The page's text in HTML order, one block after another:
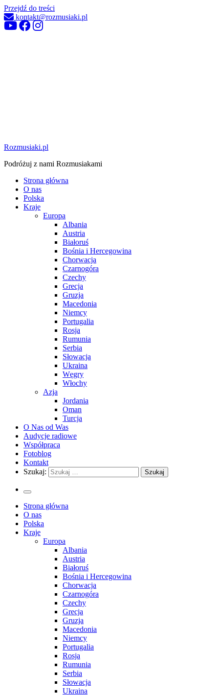
Przejdź do treści
kontakt@rozmusiaki.pl
Rozmusiaki.pl
Podróżuj z nami Rozmusiakami
Strona główna
O nas
Polska
Kraje
Europa
Albania
Austria
Białoruś
Bośnia i Hercegowina
Chorwacja
Czarnogóra
Czechy
Grecja
Gruzja
Macedonia
Niemcy
Portugalia
Rosja
Rumunia
Serbia
Słowacja
Ukraina
Węgry
Włochy
Azja
Jordania
Oman
Turcja
O Nas od Was
Audycje radiowe
Współpraca
Fotoblog
Kontakt
Szukaj:
Strona główna
O nas
Polska
Kraje
Europa
Albania
Austria
Białoruś
Bośnia i Hercegowina
Chorwacja
Czarnogóra
Czechy
Grecja
Gruzja
Macedonia
Niemcy
Portugalia
Rosja
Rumunia
Serbia
Słowacja
Ukraina